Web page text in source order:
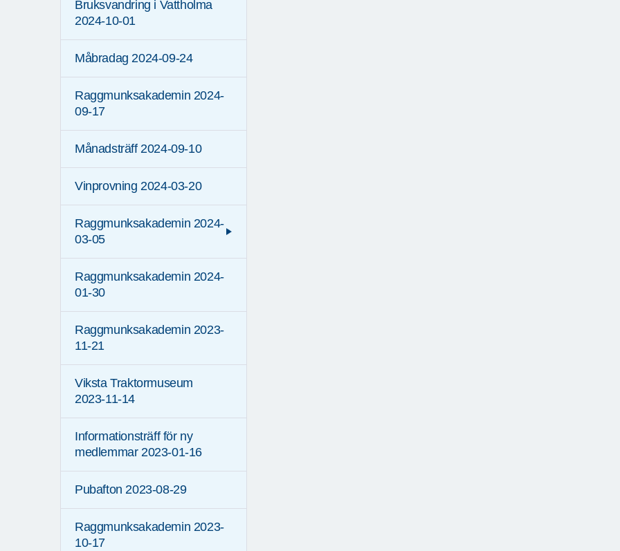
Bruksvandring i Vattholma
2024-10-01
Måbradag 2024-09-24
Raggmunksakademin 2024-
09-17
Månadsträff 2024-09-10
Vinprovning 2024-03-20
Raggmunksakademin 2024-
03-05
Raggmunksakademin 2024-
01-30
Raggmunksakademin 2023-
11-21
Viksta Traktormuseum
2023-11-14
Informationsträff för ny
medlemmar 2023-01-16
Pubafton 2023-08-29
Raggmunksakademin 2023-
10-17